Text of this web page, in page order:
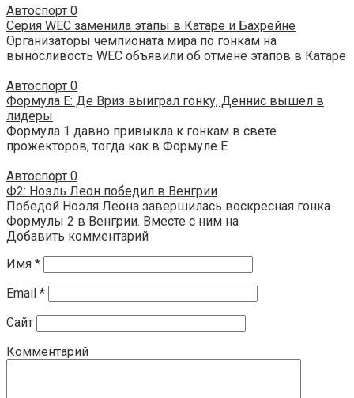
Автоспорт 0
Серия WEC заменила этапы в Катаре и Бахрейне
Организаторы чемпионата мира по гонкам на
выносливость WEC объявили об отмене этапов в Катаре
Автоспорт 0
Формула E: Де Вриз выиграл гонку, Деннис вышел в
лидеры
Формула 1 давно привыкла к гонкам в свете
прожекторов, тогда как в Формуле E
Автоспорт 0
Ф2: Ноэль Леон победил в Венгрии
Победой Ноэля Леона завершилась воскресная гонка
Формулы 2 в Венгрии. Вместе с ним на
Добавить комментарий
Имя *
Email *
Сайт
Комментарий